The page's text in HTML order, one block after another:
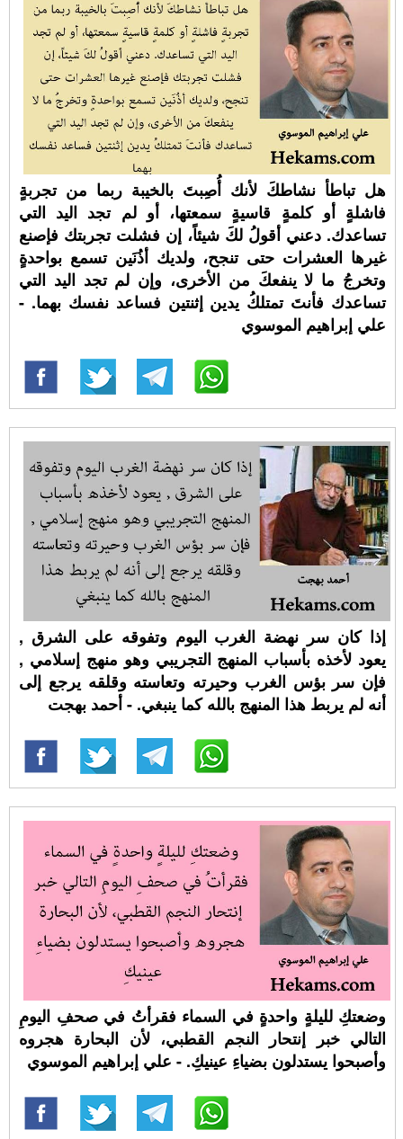
هل تباطأ نشاطكَ لأنك أُصِبتَ بالخيبة ربما من تجربةٍ
فاشلةٍ أو كلمةٍ قاسيةٍ سمعتها، أو لم تجد اليد التي
تساعدك. دعني أقولُ لكَ شيئاً، إن فشلت تجربتك فإصنع
غيرها العشرات حتى تنجح، ولديك أذُنَين تسمع بواحدةٍ
وتخرجُ ما لا ينفعكَ من الأخرى، وإن لم تجد اليد التي
تساعدك فأنتَ تمتلكُ يدين إثنتين فساعد نفسك بهما. -
علي إبراهيم الموسوي
إذا كان سر نهضة الغرب اليوم وتفوقه على الشرق ,
يعود لأخذه بأسباب المنهج التجريبي وهو منهج إسلامي ,
فإن سر بؤس الغرب وحيرته وتعاسته وقلقه يرجع إلى
أنه لم يربط هذا المنهج بالله كما ينبغي. - أحمد بهجت
وضعتكِ لليلةٍ واحدةٍ في السماء فقرأتُ في صحفِ اليومِ
التالي خبر إنتحار النجم القطبي، لأن البحارة هجروه
وأصبحوا يستدلون بضياءِ عينيكِ. - علي إبراهيم الموسوي